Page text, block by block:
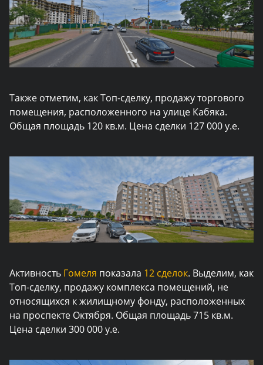
Также отметим, как Топ-сделку, продажу торгового
помещения, расположенного на улице Кабяка.
Общая площадь 120 кв.м. Цена сделки 127 000 у.е.
Активность Гомеля показала 12 сделок. Выделим, как
Топ-сделку, продажу комплекса помещений, не
относящихся к жилищному фонду, расположенных
на проспекте Октября. Общая площадь 715 кв.м.
Цена сделки 300 000 у.е.